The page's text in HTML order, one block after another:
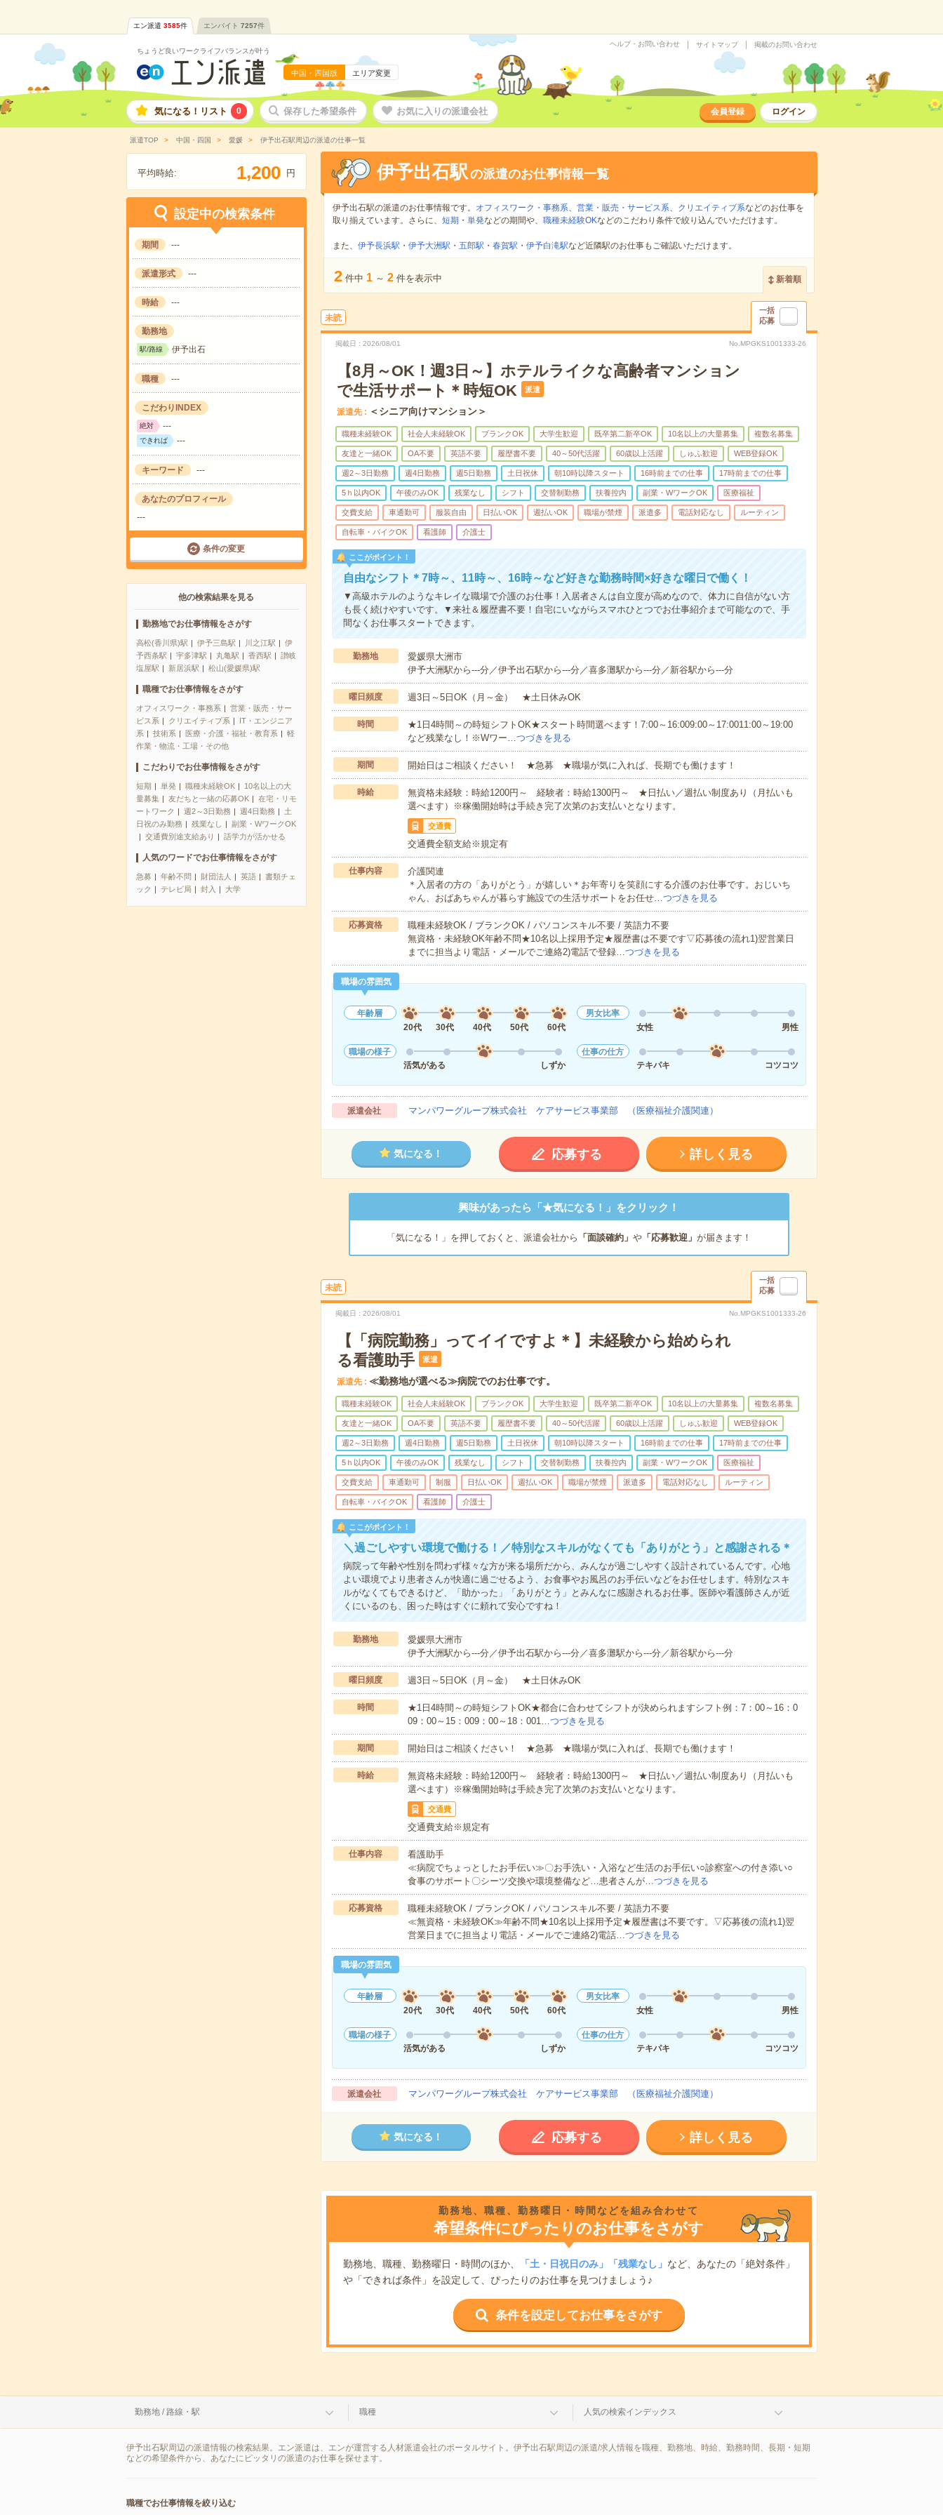
エン派遣 3585件 エンバイト 7257件
ちょうど良いワークライフバランスが叶う
中国・四国版 エリア変更
ヘルプ・お問い合わせ サイトマップ 掲載のお問い合わせ
気になる！リスト 0 保存した希望条件 お気に入りの派遣会社 会員登録 ログイン
派遣TOP 中国・四国 愛媛 伊予出石駅周辺の派遣の仕事一覧
平均時給: 1,200 円
設定中の検索条件
期間 ---
派遣形式 ---
時給 ---
勤務地
駅/路線 伊予出石
職種 ---
こだわりINDEX
絶対 ---
できれば ---
キーワード ---
あなたのプロフィール
---
条件の変更
他の検索結果を見る
勤務地でお仕事情報をさがす
高松(香川県)駅 伊予三島駅 川之江駅
伊
予西条駅
宇多津駅 丸亀駅 香西駅
讃岐
塩屋駅
新居浜駅 松山(愛媛県)駅
職種でお仕事情報をさがす
オフィスワーク・事務系
営業・販売・サー
ビス系
クリエイティブ系
IT・エンジニア
系
技術系 医療・介護・福祉・教育系
軽
作業・物流・工場・その他
こだわりでお仕事情報をさがす
短期 単発 職種未経験OK
10名以上の大
量募集
友だちと一緒の応募OK
在宅・リモ
ートワーク
週2～3日勤務 週4日勤務
土
日祝のみ勤務
残業なし
副業・WワークOK
交通費別途支給あり
語学力が活かせる
人気のワードでお仕事情報をさがす
急募 年齢不問 財団法人 英語
書類チェ
ック
テレビ局 封入 大学
伊予出石駅の派遣のお仕事情報一覧
伊予出石駅の派遣のお仕事情報です。 オフィスワーク・事務系、 営業・販売・サービス系、 クリエイティブ系などのお仕事を
取り揃えています。さらに、 短期 ・ 単発などの期間や、 職種未経験OKなどのこだわり条件で絞り込んでいただけます。
また、 伊予長浜駅 ・ 伊予大洲駅 ・ 五郎駅 ・ 春賀駅 ・ 伊予白滝駅など近隣駅のお仕事もご確認いただけます。
2 件中 1 ～ 2 件を表示中 新着順
未読
一括
応募
掲載日 2026/08/01 No.MPGKS1001333-26
【8月～OK！週3日～】ホテルライクな高齢者マンション
で生活サポート＊時短OK
派遣
派遣先 ＜シニア向けマンション＞
職種未経験OK 社会人未経験OK ブランクOK 大学生歓迎 既卒第二新卒OK 10名以上の大量募集 複数名募集
友達と一緒OK OA不要 英語不要 履歴書不要 40～50代活躍 60歳以上活躍 しゅふ歓迎 WEB登録OK
週2～3日勤務 週4日勤務 週5日勤務 土日祝休 朝10時以降スタート 16時前までの仕事 17時前までの仕事
5ｈ以内OK 午後のみOK 残業なし シフト 交替制勤務 扶養控内 副業・WワークOK 医療福祉
交費支給 車通勤可 服装自由 日払いOK 週払いOK 職場が禁煙 派遣多 電話対応なし ルーティン
自転車・バイクOK 看護師 介護士
ここがポイント！
自由なシフト＊7時～、11時～、16時～など好きな勤務時間×好きな曜日で働く！
▼高級ホテルのようなキレイな職場で介護のお仕事！入居者さんは自立度が高めなので、体力に自信がない方
も長く続けやすいです。▼来社＆履歴書不要！自宅にいながらスマホひとつでお仕事紹介まで可能なので、手
間なくお仕事スタートできます。
勤務地
愛媛県大洲市
伊予大洲駅から---分／伊予出石駅から---分／喜多灘駅から---分／新谷駅から---分
曜日頻度 週3日～5日OK（月～金） ★土日休みOK
時間
★1日4時間～の時短シフトOK★スタート時間選べます！7:00～16:009:00～17:0011:00～19:00
など残業なし！※Wワー…つづきを見る
期間 開始日はご相談ください！ ★急募 ★職場が気に入れば、長期でも働けます！
時給
無資格未経験：時給1200円～ 経験者：時給1300円～ ★日払い／週払い制度あり（月払いも
選べます）※稼働開始時は手続き完了次第のお支払いとなります。
交通費
交通費全額支給※規定有
仕事内容
介護関連
＊入居者の方の「ありがとう」が嬉しい＊お年寄りを笑顔にする介護のお仕事です。おじいち
ゃん、おばあちゃんが暮らす施設での生活サポートをお任せ…つづきを見る
応募資格
職種未経験OK / ブランクOK / パソコンスキル不要 / 英語力不要
無資格・未経験OK年齢不問★10名以上採用予定★履歴書は不要です▽応募後の流れ1)翌営業日
までに担当より電話・メールでご連絡2)電話で登録…つづきを見る
職場の雰囲気
年齢層
20代
30代 40代 50代 60代
男女比率
女性
男性
職場の様子
活気がある
しずか
仕事の仕方
テキパキ
コツコツ
派遣会社 マンパワーグループ株式会社 ケアサービス事業部 （医療福祉介護関連）
気になる！ 応募する 詳しく見る
興味があったら「★気になる！」をクリック！
「気になる！」を押しておくと、派遣会社から 「面談確約」 や「応募歓迎」 が届きます！
未読
一括
応募
掲載日 2026/08/01 No.MPGKS1001333-26
【「病院勤務」ってイイですよ＊】未経験から始められ
る看護助手
派遣
派遣先 ≪勤務地が選べる≫病院でのお仕事です。
職種未経験OK 社会人未経験OK ブランクOK 大学生歓迎 既卒第二新卒OK 10名以上の大量募集 複数名募集
友達と一緒OK OA不要 英語不要 履歴書不要 40～50代活躍 60歳以上活躍 しゅふ歓迎 WEB登録OK
週2～3日勤務 週4日勤務 週5日勤務 土日祝休 朝10時以降スタート 16時前までの仕事 17時前までの仕事
5ｈ以内OK 午後のみOK 残業なし シフト 交替制勤務 扶養控内 副業・WワークOK 医療福祉
交費支給 車通勤可 制服 日払いOK 週払いOK 職場が禁煙 派遣多 電話対応なし ルーティン
自転車・バイクOK 看護師 介護士
ここがポイント！
＼過ごしやすい環境で働ける！／特別なスキルがなくても「ありがとう」と感謝される＊
病院って年齢や性別を問わず様々な方が来る場所だから、みんなが過ごしやすく設計されているんです。心地
よい環境でより患者さんが快適に過ごせるよう、お食事やお風呂のお手伝いなどをお任せします。特別なスキ
ルがなくてもできるけど、「助かった」「ありがとう」とみんなに感謝されるお仕事。医師や看護師さんが近
くにいるのも、困った時はすぐに頼れて安心ですね！
勤務地
愛媛県大洲市
伊予大洲駅から---分／伊予出石駅から---分／喜多灘駅から---分／新谷駅から---分
曜日頻度 週3日～5日OK（月～金） ★土日休みOK
時間
★1日4時間～の時短シフトOK★都合に合わせてシフトが決められますシフト例：7：00～16：0
09：00～15：009：00～18：001…つづきを見る
期間 開始日はご相談ください！ ★急募 ★職場が気に入れば、長期でも働けます！
時給
無資格未経験：時給1200円～ 経験者：時給1300円～ ★日払い／週払い制度あり（月払いも
選べます）※稼働開始時は手続き完了次第のお支払いとなります。
交通費
交通費支給※規定有
仕事内容
看護助手
≪病院でちょっとしたお手伝い≫〇お手洗い・入浴など生活のお手伝い○診察室への付き添い○
食事のサポート〇シーツ交換や環境整備など…患者さんが…つづきを見る
応募資格
職種未経験OK / ブランクOK / パソコンスキル不要 / 英語力不要
≪無資格・未経験OK≫年齢不問★10名以上採用予定★履歴書は不要です。▽応募後の流れ1)翌
営業日までに担当より電話・メールでご連絡2)電話…つづきを見る
職場の雰囲気
年齢層
20代
30代 40代 50代 60代
男女比率
女性
男性
職場の様子
活気がある
しずか
仕事の仕方
テキパキ
コツコツ
派遣会社 マンパワーグループ株式会社 ケアサービス事業部 （医療福祉介護関連）
気になる！ 応募する 詳しく見る
勤務地、職種、勤務曜日・時間などを組み合わせて
希望条件にぴったりのお仕事をさがす
勤務地、職種、勤務曜日・時間のほか、 「土・日祝日のみ」「残業なし」 など、あなたの「絶対条件」
や「できれば条件」を設定して、ぴったりのお仕事を見つけましょう♪
条件を設定してお仕事をさがす
勤務地 / 路線・駅 職種 人気の検索インデックス
伊予出石駅周辺の派遣情報の検索結果。エン派遣は、エンが運営する人材派遣会社のポータルサイト。伊予出石駅周辺の派遣/求人情報を職種、勤務地、時給、勤務時間、長期・短期
などの希望条件から、あなたにピッタリの派遣のお仕事を探せます。
職種でお仕事情報を絞り込む